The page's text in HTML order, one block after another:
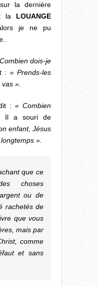
la dernière
la LOUANGE
je ne pu
dois-je
: « Prends-les
».
: « Combien
Il a souri de
enfant, Jésus
».
que ce
choses
ou de
rachetés de
que vous
mais par
comme
et sans